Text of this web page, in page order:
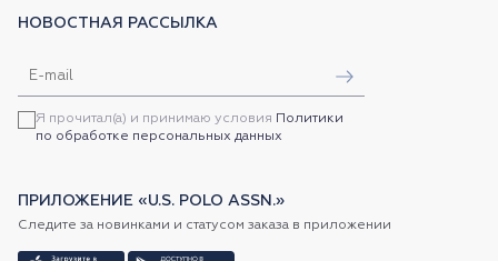
НОВОСТНАЯ РАССЫЛКА
Я прочитал(а) и принимаю условия Политики
по обработке персональных данных
ПРИЛОЖЕНИЕ «U.S. POLO ASSN.»
Следите за новинками и статусом заказа в приложении